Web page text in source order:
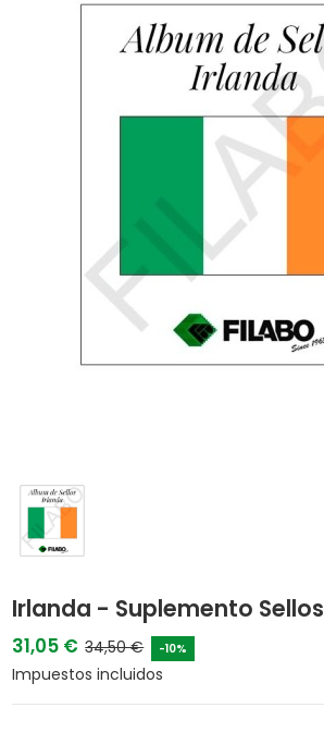
Irlanda - Suplemento Sellos
31,05 € 34,50 € -10%
Impuestos incluidos